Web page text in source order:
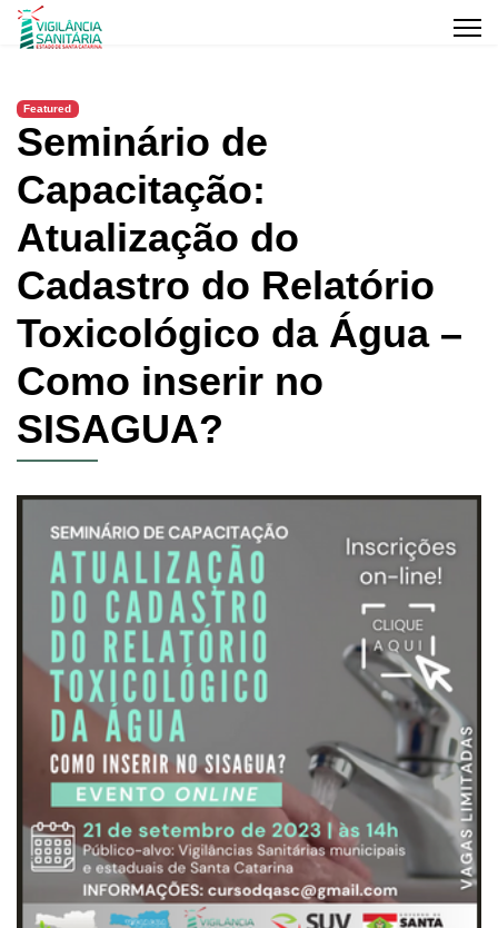
Featured
Seminário de
Capacitação:
Atualização do
Cadastro do Relatório
Toxicológico da Água –
Como inserir no
SISAGUA?